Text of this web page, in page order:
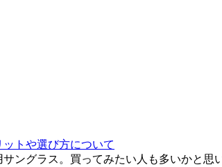
トや選び方について
ングラス。買ってみたい人も多いかと